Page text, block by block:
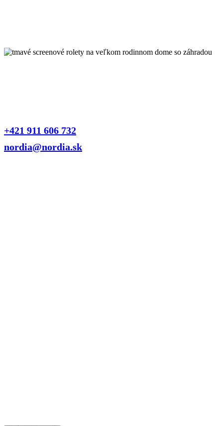
+421 911 606 732
nordia@nordia.sk